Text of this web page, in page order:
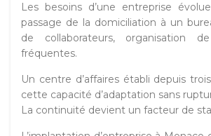
Les besoins d’une entreprise
passage de la domiciliation à un
de collaborateurs, organisation
fréquentes.
Un centre d’affaires établi depuis
cette capacité d’adaptation sans
La continuité devient un facteur de